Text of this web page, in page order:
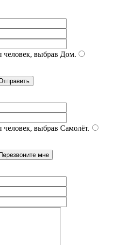
выбрав Дом.
выбрав Самолёт.